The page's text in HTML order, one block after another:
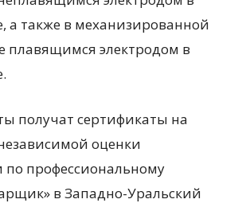
а также в механизированной
плавящимся электродом в
получат сертификаты на
оценки
профессиональному
в Западно-Уральский